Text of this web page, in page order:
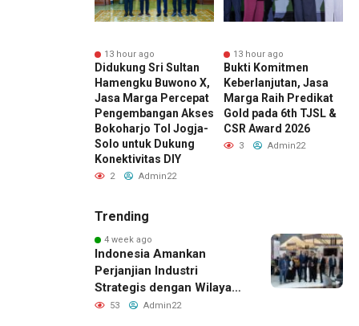
13 hour ago
Didukung Sri Sultan
Hamengku Buwono X,
Jasa Marga Percepat
Pengembangan Akses
Bokoharjo Tol Jogja-
Solo untuk Dukung
Konektivitas DIY
2 Admin22
13 hour ago
Bukti Komitmen
Keberlanjutan, Jasa
Marga Raih Predikat
Gold pada 6th TJSL &
CSR Award 2026
3 Admin22
Trending
4 week ago
Indonesia Amankan
Perjanjian Industri
Strategis dengan Wilayah
Sverdlovsk, Rusia untuk
53 Admin22